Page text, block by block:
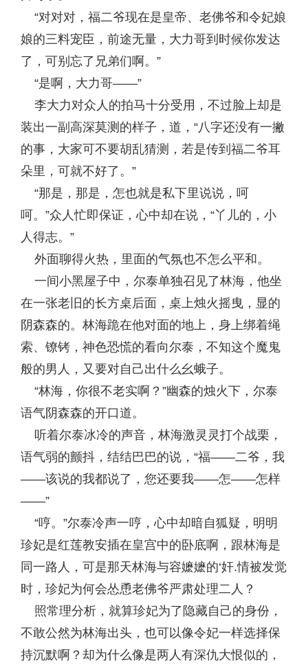
“对对对，福二爷现在是皇帝、老佛爷和令妃娘
娘的三料宠臣，前途无量，大力哥到时候你发达
了，可别忘了兄弟们啊。”
“是啊，大力哥——”
李大力对众人的拍马十分受用，不过脸上却是
装出一副高深莫测的样子，道，“八字还没有一撇
的事，大家可不要胡乱猜测，若是传到福二爷耳
朵里，可就不好了。”
“那是，那是，怎也就是私下里说说，呵
呵。”众人忙即保证，心中却在说，“丫儿的，小
人得志。”
外面聊得火热，里面的气氛也不怎么平和。
一间小黑屋子中，尔泰单独召见了林海，他坐
在一张老旧的长方桌后面，桌上烛火摇曳，显的
阴森森的。林海跪在他对面的地上，身上绑着绳
索、镣铐，神色恐慌的看向尔泰，不知这个魔鬼
般的男人，又要对自己出什么幺蛾子。
“林海，你很不老实啊？”幽森的烛火下，尔泰
语气阴森森的开口道。
听着尔泰冰冷的声音，林海激灵灵打个战栗，
语气弱的颤抖，结结巴巴的说，“福——二爷，我
——该说的我都说了，您还要我——怎——怎样
——”
“哼。”尔泰冷声一哼，心中却暗自狐疑，明明
珍妃是红莲教安插在皇宫中的卧底啊，跟林海是
同一路人，可是那天林海与容嬷嬷的‘奸.情被发觉
时，珍妃为何会怂恿老佛爷严肃处理二人？
照常理分析，就算珍妃为了隐藏自己的身份，
不敢公然为林海出头，也可以像令妃一样选择保
持沉默啊？却为什么像是两人有深仇大恨似的，